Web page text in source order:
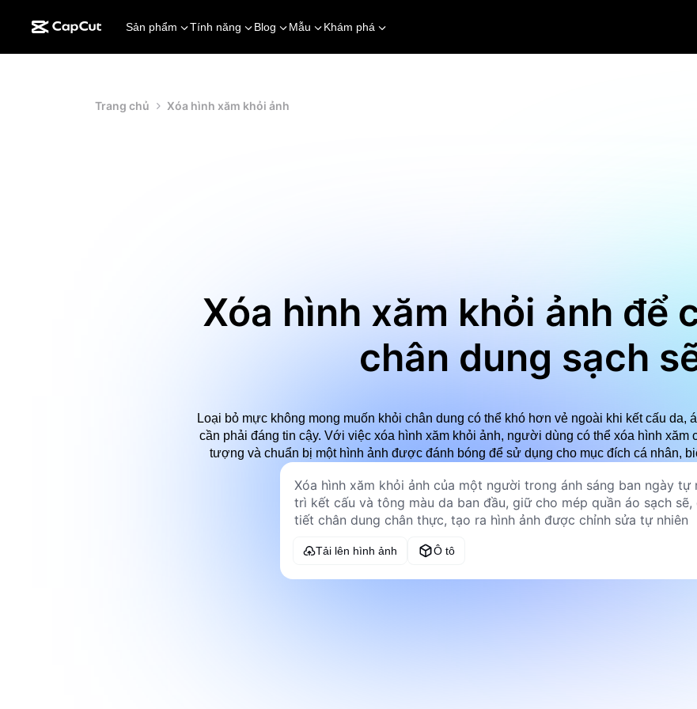
Sản phẩm Tính năng Blog Mẫu Khám phá
Trang chủ Xóa hình xăm khỏi ảnh
Xóa hình xăm khỏi ảnh để
chân dung sạch
Loại bỏ mực không mong muốn khỏi chân dung có thể khó hơn vẻ ngoài khi kết cấu da,
cần phải đáng tin cậy. Với việc xóa hình xăm khỏi ảnh, người dùng có thể xóa hình xăm
tượng và chuẩn bị một hình ảnh được đánh bóng để sử dụng cho mục đích cá nhân,
Tải lên hình ảnh Ô tô